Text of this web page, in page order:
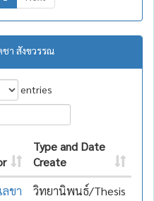
ชา สังขวรรณ
entries
Type and Date
Create
ขา
วิทยานิพนธ์/Thesis